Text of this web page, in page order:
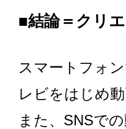
■結論＝クリ
スマートフォ
レビをはじめ
また、SNSで